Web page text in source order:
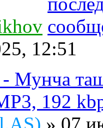
12:51
Мунча
192